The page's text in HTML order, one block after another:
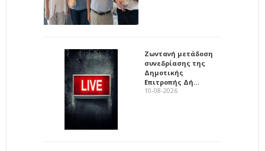
Ζωντανή μετάδοση
συνεδρίασης της
Δημοτικής
Επιτροπής Δή…
10-08-2026